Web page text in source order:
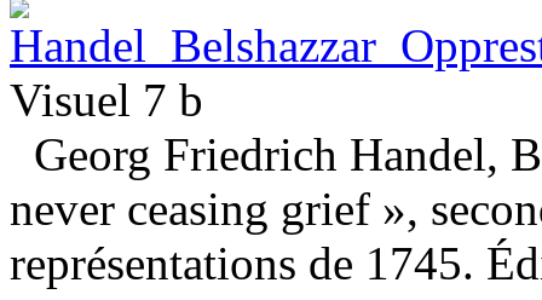
Visuel 7 b
Georg Friedrich Handel,
never ceasing grief »,
représentations de 1745.